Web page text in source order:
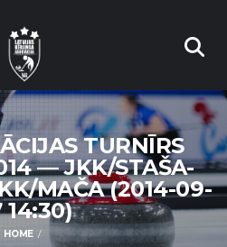
TURNĪRS
— JKK/STAŠA-
MAČA (2014-09-
14:30)
HOME